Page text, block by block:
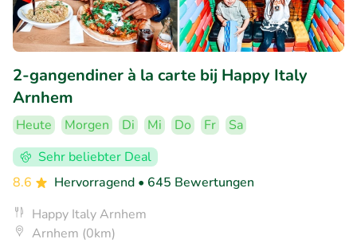
2-gangendiner à la carte bij Happy Italy
Arnhem
Heute Morgen Di Mi Do Fr
Sa
Sehr beliebter Deal
8.6
Hervorragend • 645 Bewertungen
Happy Italy Arnhem
Arnhem (0km)